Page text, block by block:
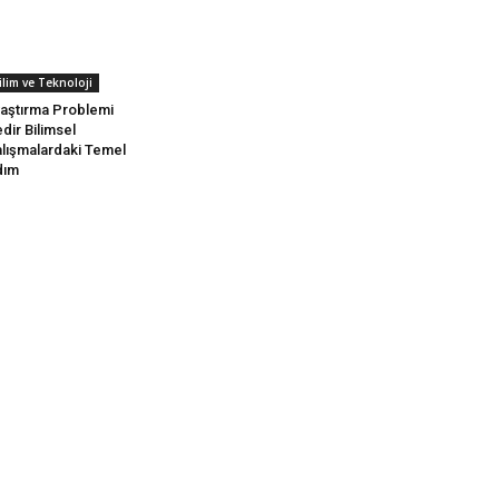
ve Teknoloji
Problemi
Bilimsel
Temel